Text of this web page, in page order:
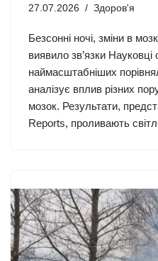
27.07.2026 Здоров'я
Безсонні ночі, зміни в
виявило зв’язки
наймасштабніших
аналізує вплив різних
мозок. Результати,
Reports, проливають